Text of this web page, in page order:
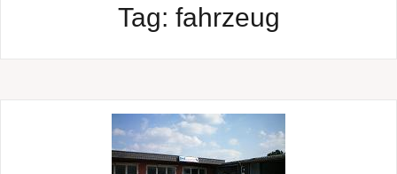
Tag: fahrzeug